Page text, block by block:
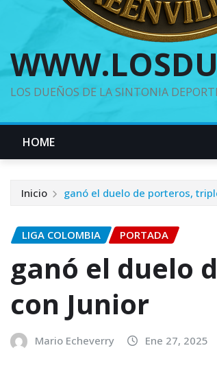
LOS DUEÑOS DE LA SINTONIA
HOME
Inicio ganó el duelo de porteros,
LIGA COLOMBIA PORTADA
ganó el duelo
con Junior
Mario Echeverry Ene 27, 2025